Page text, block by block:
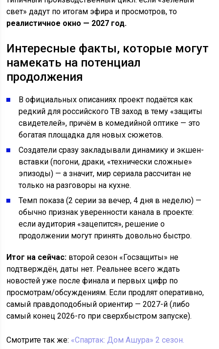
свет» дадут по итогам эфира и просмотров, то
реалистичное окно — 2027 год.
Интересные факты, которые могут
намекать на потенциал
продолжения
В официальных описаниях проект подаётся как
редкий для российского ТВ заход в тему «защиты
свидетелей», причём в комедийной оптике — это
богатая площадка для новых сюжетов.
Создатели сразу закладывали динамику и экшен-
вставки (погони, драки, «технически сложные»
эпизоды) — а значит, мир сериала рассчитан не
только на разговоры на кухне.
Темп показа (2 серии за вечер, 4 дня в неделю) —
обычно признак уверенности канала в проекте:
если аудитория «зацепится», решение о
продолжении могут принять довольно быстро.
Итог на сейчас: второй сезон «Госзащиты» не
подтверждён, даты нет. Реальнее всего ждать
новостей уже после финала и первых цифр по
просмотрам/обсуждениям. Если продлят оперативно,
самый правдоподобный ориентир — 2027-й (либо
самый конец 2026-го при сверхбыстром запуске).
Смотрите так же: «Спартак: Дом Ашура» 2 сезон.